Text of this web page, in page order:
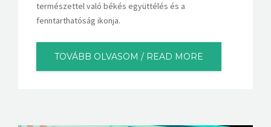
természettel való békés együttélés és a
fenntarthatóság ikonja.
TOVÁBB OLVASOM / READ MORE